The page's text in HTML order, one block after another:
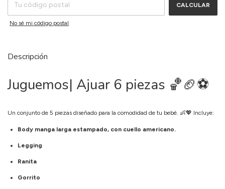
CALCULAR
No sé mi código postal
Descripción
Juguemos| Ajuar 6 piezas 🏀🏈⚽️
Un conjunto de 5 piezas diseñado para la comodidad de tu bebé. 👶💖 Incluye:
Body manga larga estampado, con cuello americano.
Legging
Ranita
Gorrito